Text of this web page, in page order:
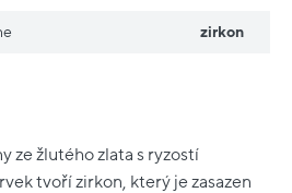
ze žlutého zlata s ryzostí
tvoří zirkon, který je zasazen
zirkon